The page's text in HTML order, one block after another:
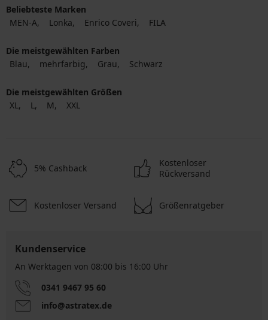
Beliebteste Marken
MEN-A
Lonka Enrico Coveri FILA
Die meistgewählten Farben
Blau
mehrfarbig Grau Schwarz
Die meistgewählten Größen
XL
L M XXL
5% Cashback
Kostenloser
Rückversand
Kostenloser Versand Größenratgeber
Kundenservice
An Werktagen von 08:00 bis 16:00 Uhr
0341 9467 95 60
info@astratex.de